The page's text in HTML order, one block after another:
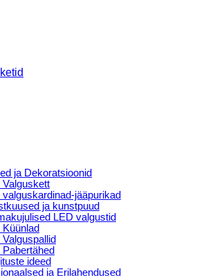
ja Dekoratsioonid
Valguskett
valguskardinad-jääpurikad
ja kunstpuud
LED valgustid
Küünlad
Valguspallid
Pabertähed
ideed
ja Erilahendused